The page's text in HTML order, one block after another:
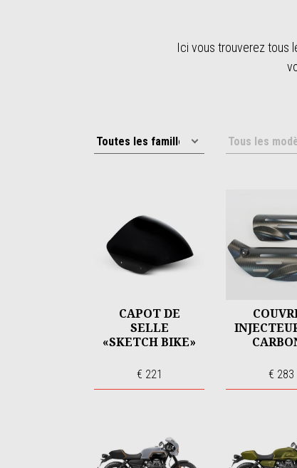
Ici vous trouverez tous
CAPOT DE
SELLE
«SKETCH BIKE»
€ 221 € 283